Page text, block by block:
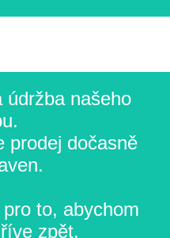
našeho
prodej dočasně
to, abychom
zpět.